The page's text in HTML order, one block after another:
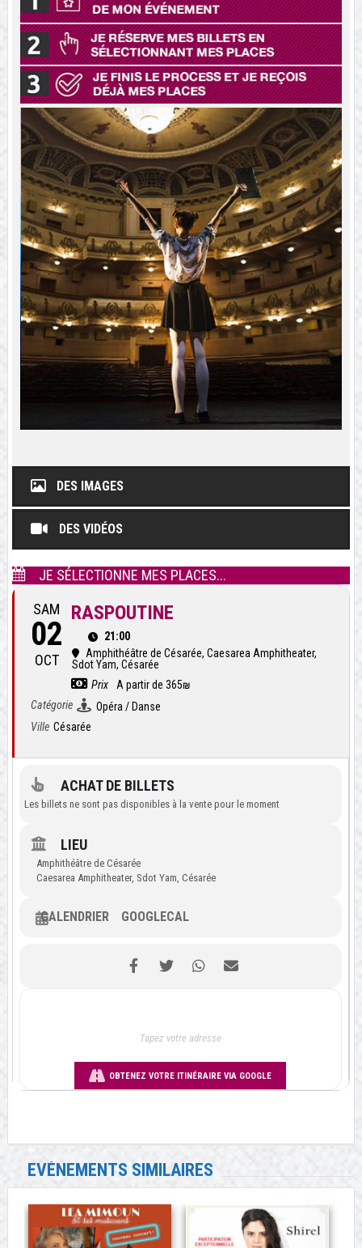
DES IMAGES
DES VIDÉOS
JE SÉLECTIONNE MES PLACES...
SAM
02
OCT
RASPOUTINE
21:00
Amphithéâtre de Césarée, Caesarea Amphitheater,
Sdot Yam, Césarée
Prix
A partir de 365₪
Catégorie
Opéra / Danse
Ville Césarée
ACHAT DE BILLETS
Les billets ne sont pas disponibles à la vente pour le moment
LIEU
Amphithéâtre de Césarée
Caesarea Amphitheater, Sdot Yam, Césarée
CALENDRIER GOOGLECAL
OBTENEZ VOTRE ITINÉRAIRE VIA GOOGLE
EVÉNEMENTS SIMILAIRES